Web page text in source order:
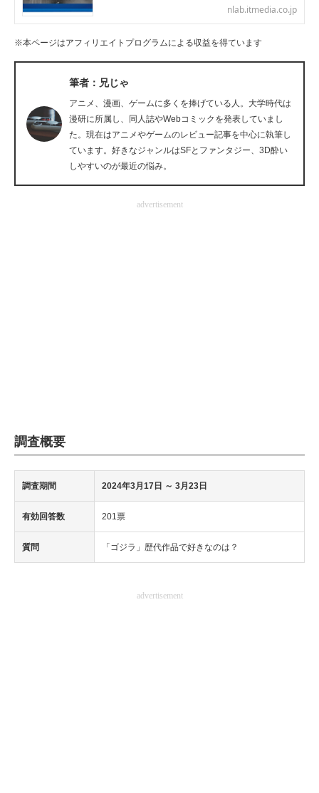
モノづくり技術者専門サイト
電子設計の基本と応用
エネルギーの専門メディア
建設×テクノロジーの最前線
nlab.itmedia.co.jp
※本ページはアフィリエイトプログラムによる収益を得ています
筆者：兄じゃ
アニメ、漫画、ゲームに多くを捧げている人。大学時代は
漫研に所属し、同人誌やWebコミックを発表していまし
た。現在はアニメやゲームのレビュー記事を中心に執筆し
ています。好きなジャンルはSFとファンタジー、3D酔い
しやすいのが最近の悩み。
advertisement
調査概要
調査期間 2024年3月17日 ～ 3月23日
有効回答数 201票
質問 「ゴジラ」歴代作品で好きなのは？
advertisement